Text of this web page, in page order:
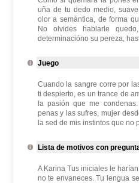
uña de tu dedo medio,
olor a semántica, de forma
No olvides hablarle
determinacióno su pereza,
Juego
Cuando la sangre corre por
ti despierto, es un trance de
la pasión que me
penas y las sufres, mujer
la sed de mis instintos que no
Lista de motivos con
A Karina Tus iniciales le
no te envaneces. Tu lengua